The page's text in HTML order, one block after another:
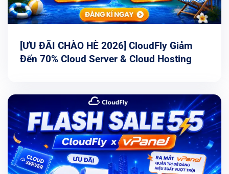
[ƯU ĐÃI CHÀO HÈ 2026] CloudFly Giảm
Đến 70% Cloud Server & Cloud Hosting